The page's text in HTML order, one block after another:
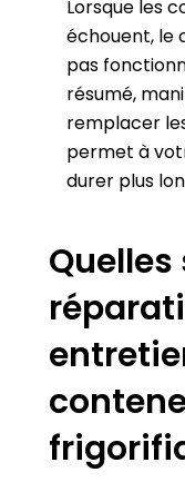
Lorsque les
échouent, le
pas
résumé,
remplacer
permet à
durer plus